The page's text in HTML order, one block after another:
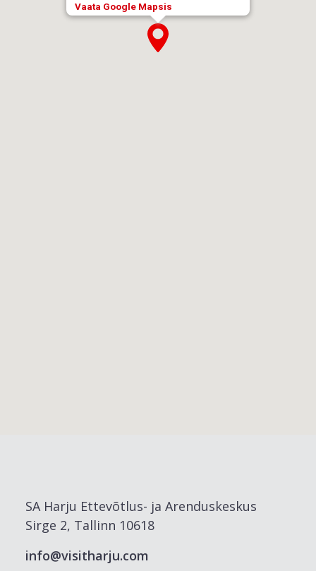
Vaata Google Mapsis
SA Harju Ettevõtlus- ja Arenduskeskus
Sirge 2, Tallinn 10618
info@visitharju.com